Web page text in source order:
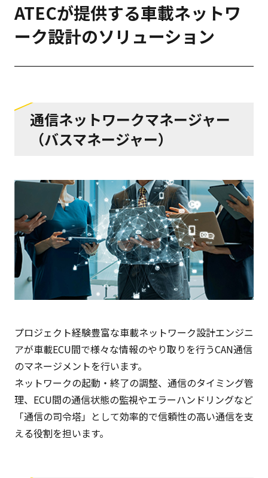
ATECが提供する車載ネットワ
ーク設計のソリューション
通信ネットワークマネージャー
（バスマネージャー）
プロジェクト経験豊富な車載ネットワーク設計エンジニ
アが車載ECU間で様々な情報のやり取りを行うCAN通信
のマネージメントを行います。
ネットワークの起動・終了の調整、通信のタイミング管
理、ECU間の通信状態の監視やエラーハンドリングなど
「通信の司令塔」として効率的で信頼性の高い通信を支
える役割を担います。